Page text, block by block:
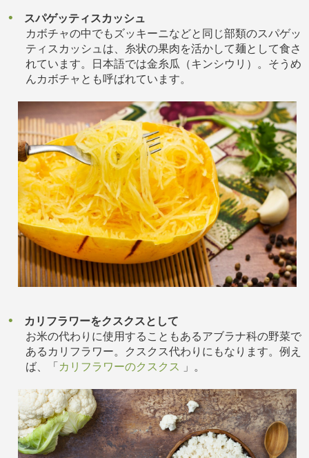
スパゲッティスカッシュ
カボチャの中でもズッキーニなどと同じ部類のスパゲッ
ティスカッシュは、糸状の果肉を活かして麺として食さ
れています。日本語では金糸瓜（キンシウリ）。そうめ
んカボチャとも呼ばれています。
カリフラワーをクスクスとして
お米の代わりに使用することもあるアブラナ科の野菜で
あるカリフラワー。クスクス代わりにもなります。例え
ば、「 カリフラワーのクスクス 」。